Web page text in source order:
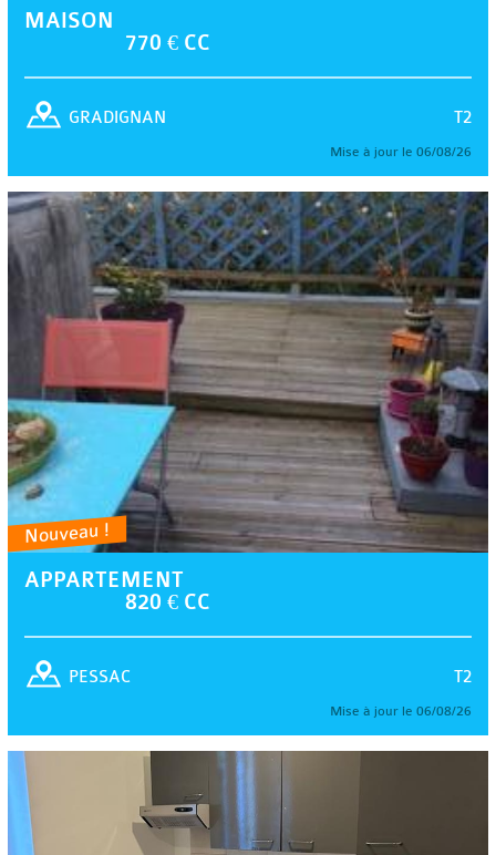
MAISON
770 € CC
T2
GRADIGNAN
Mise à jour le 06/08/26
Nouveau !
APPARTEMENT
820 € CC
T2
PESSAC
Mise à jour le 06/08/26